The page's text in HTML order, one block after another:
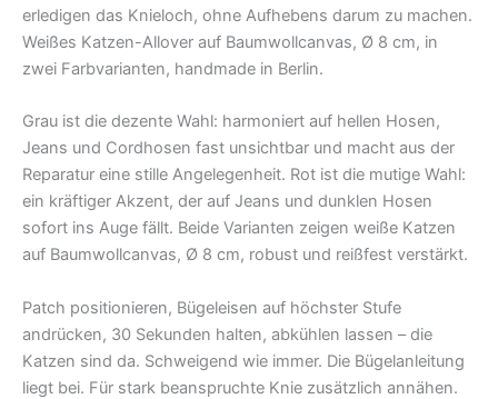
erledigen das Knieloch, ohne Aufhebens darum zu machen.
Weißes Katzen-Allover auf Baumwollcanvas, Ø 8 cm, in
zwei Farbvarianten, handmade in Berlin.
Grau ist die dezente Wahl: harmoniert auf hellen Hosen,
Jeans und Cordhosen fast unsichtbar und macht aus der
Reparatur eine stille Angelegenheit. Rot ist die mutige Wahl:
ein kräftiger Akzent, der auf Jeans und dunklen Hosen
sofort ins Auge fällt. Beide Varianten zeigen weiße Katzen
auf Baumwollcanvas, Ø 8 cm, robust und reißfest verstärkt.
Patch positionieren, Bügeleisen auf höchster Stufe
andrücken, 30 Sekunden halten, abkühlen lassen – die
Katzen sind da. Schweigend wie immer. Die Bügelanleitung
liegt bei. Für stark beanspruchte Knie zusätzlich annähen.